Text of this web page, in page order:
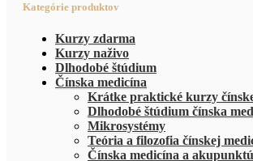
Kategórie produktov
Kurzy zdarma
Kurzy naživo
Dlhodobé štúdium
Čínska medicína
Krátke praktické kurzy
Dlhodobé štúdium čínska
Mikrosystémy
Teória a filozofia čínskej
Čínska medicína a